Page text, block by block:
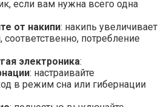
если вам нужна всего одна
от накипи: накипь увеличивает
потребление
электроника:
: настраивайте
в режим сна или гибернации